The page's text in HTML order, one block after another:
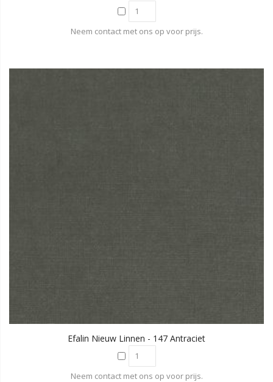
Neem contact met ons op voor prijs.
Efalin Nieuw Linnen - 147 Antraciet
Neem contact met ons op voor prijs.